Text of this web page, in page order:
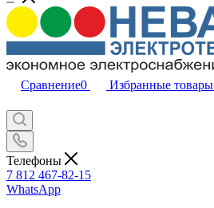
Сравнение0 Избранные товары
Телефоны
7 812 467-82-15
WhatsApp